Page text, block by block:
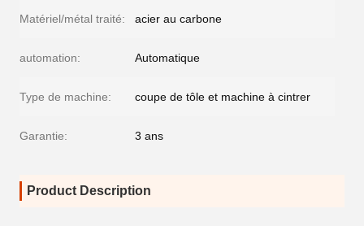
Matériel/métal traité: acier au carbone
automation: Automatique
Type de machine: coupe de tôle et machine à cintrer
Garantie: 3 ans
Product Description